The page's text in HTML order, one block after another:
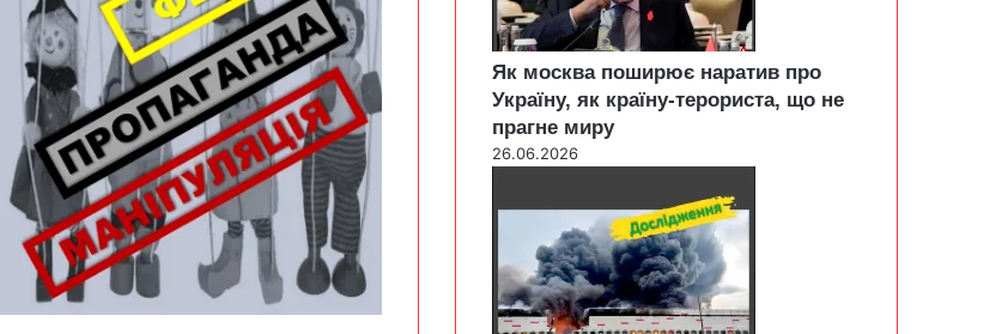
Як москва поширює наратив про
Україну, як країну-терориста, що не
прагне миру
26.06.2026